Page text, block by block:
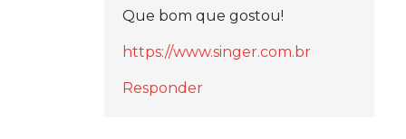
Que bom que gostou!
https://www.singer.com.br
Responder